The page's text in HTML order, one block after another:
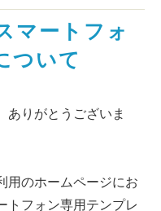
マートフォ
ついて
ありがとうございま
用のホームページにお
トフォン専用テンプレ